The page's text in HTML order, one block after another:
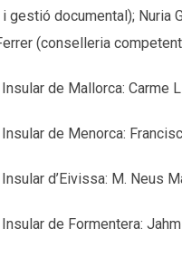
i gestió documental); Nuria
(conselleria
de Mallorca: Carme
de Menorca:
d’Eivissa: M. Neus
de Formentera: